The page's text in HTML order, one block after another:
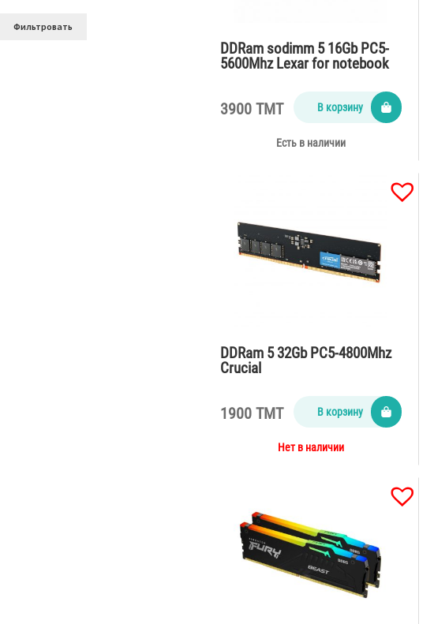
Фильтровать
DDRam sodimm 5 16Gb PC5-
5600Mhz Lexar for notebook
3900 TMT В корзину
Есть в наличии
DDRam 5 32Gb PC5-4800Mhz
Crucial
1900 TMT В корзину
Нет в наличии